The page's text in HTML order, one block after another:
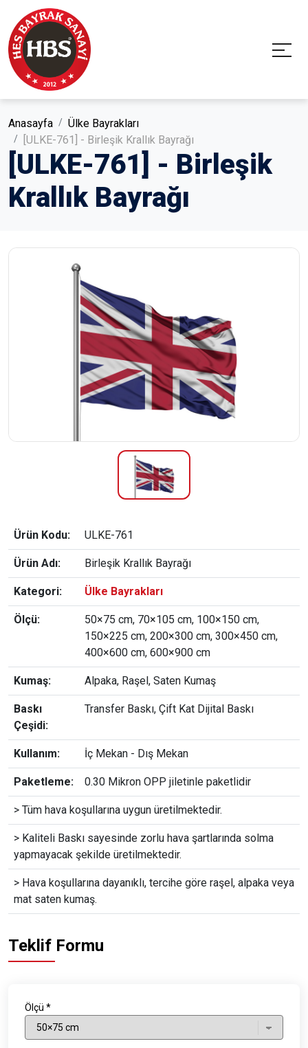
Anasayfa
Ülke Bayrakları
[ULKE-761] - Birleşik Krallık Bayrağı
[ULKE-761] - Birleşik
Krallık Bayrağı
Ürün Kodu: ULKE-761
Ürün Adı: Birleşik Krallık Bayrağı
Kategori: Ülke Bayrakları
Ölçü:
50×75 cm, 70×105 cm, 100×150 cm,
150×225 cm, 200×300 cm, 300×450 cm,
400×600 cm, 600×900 cm
Kumaş: Alpaka, Raşel, Saten Kumaş
Baskı
Çeşidi:
Transfer Baskı, Çift Kat Dijital Baskı
Kullanım: İç Mekan - Dış Mekan
Paketleme: 0.30 Mikron OPP jiletinle paketlidir
> Tüm hava koşullarına uygun üretilmektedir.
> Kaliteli Baskı sayesinde zorlu hava şartlarında solma
yapmayacak şekilde üretilmektedir.
> Hava koşullarına dayanıklı, tercihe göre raşel, alpaka veya
mat saten kumaş.
Teklif Formu
Ölçü *